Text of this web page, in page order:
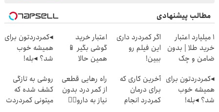
مطالب پیشنهادی
۱ میلیارد اعتبار
خرید طلا | بدون
ضامن و چک
اگر کمردرد داری
این فیلم رو
ببین!
پر کن◖
اعتبار خرید
گوشی بگیر 📱
همین حالا
بده 🎯
◂کمردردتون برای
همیشه خوب
شد؟ ◂بله!
کن)
◂کمردردتون برای
همیشه خوب
شد؟ ◂بله!
آخرین کاری که
برای درمان
کمردرد انجام
راه رهایی قطعی
از کمر درد بدون
نیاز به دارو👈🏻
روشی به تازگی
کشف شده که
میتونی کمردردت